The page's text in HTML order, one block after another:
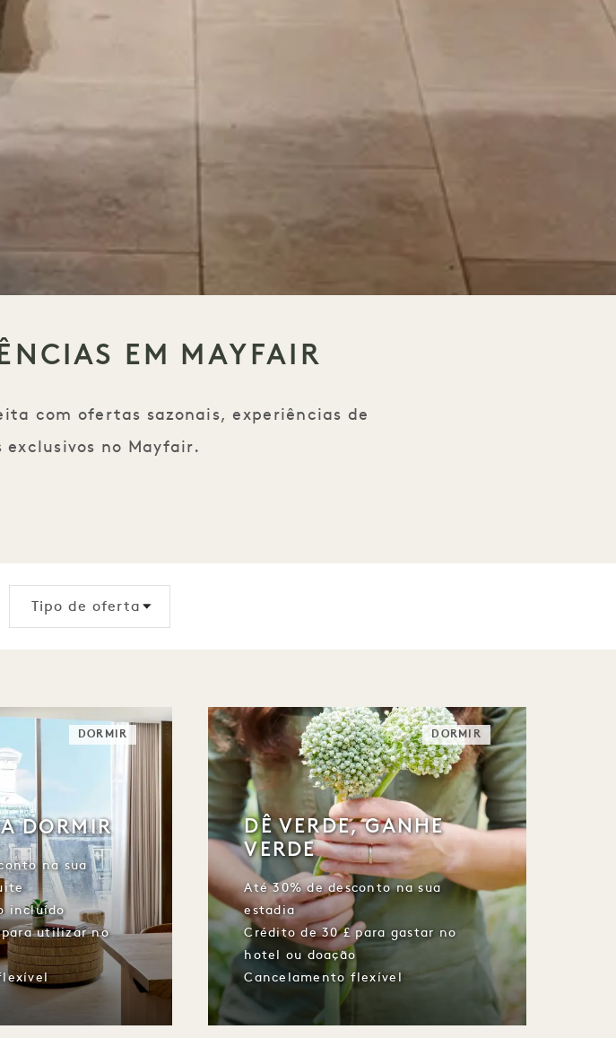
EM MAYFAIR
com ofertas sazonais, experiências de
no Mayfair.
Tipo de oferta
DORMIR
DORMIR
na sua
incluído
para utilizar no
DORMIR
DÊ VERDE, GANHE
VERDE
Até 30% de desconto na sua
estadia
Crédito de 30 £ para gastar no
hotel ou doação
Cancelamento flexível